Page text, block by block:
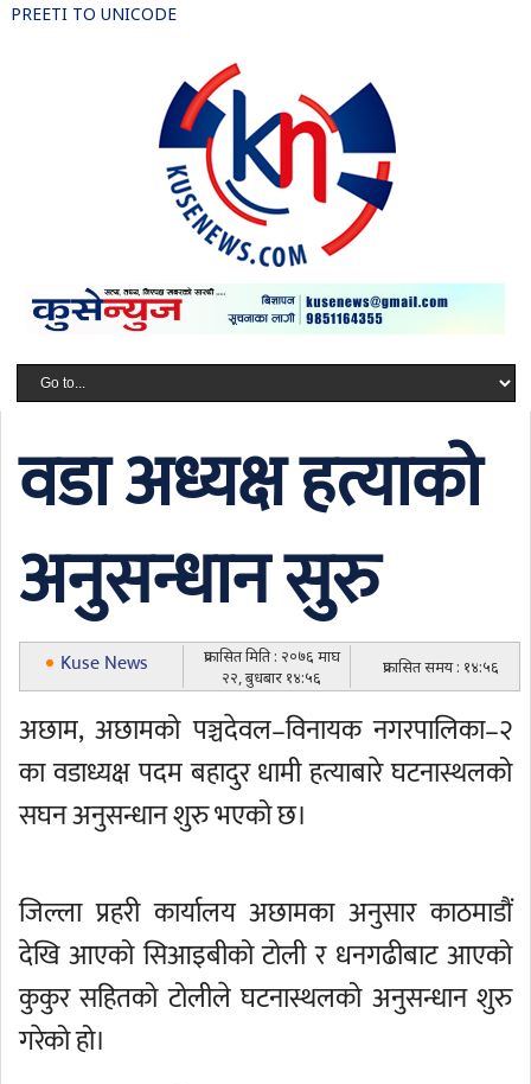
PREETI TO UNICODE
वडा अध्यक्ष हत्याको
अनुसन्धान सुरु
Kuse News
प्रकासित मिति : २०७६ माघ
२२, बुधबार १४:५६
प्रकासित समय : १४:५६
अछाम, अछामको पञ्चदेवल–विनायक नगरपालिका–२
का वडाध्यक्ष पदम बहादुर धामी हत्याबारे घटनास्थलको
सघन अनुसन्धान शुरु भएको छ।
जिल्ला प्रहरी कार्यालय अछामका अनुसार काठमाडौं
देखि आएको सिआइबीको टोली र धनगढीबाट आएको
कुकुर सहितको टोलीले घटनास्थलको अनुसन्धान शुरु
गरेको हो।